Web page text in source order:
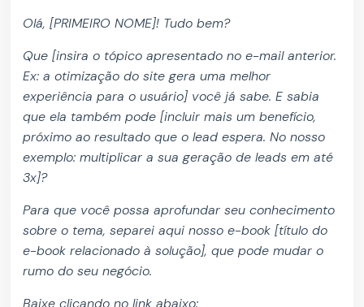
Olá, [PRIMEIRO NOME]! Tudo bem?
Que [insira o tópico apresentado no e-mail anterior.
Ex: a otimização do site gera uma melhor
experiência para o usuário] você já sabe. E sabia
que ela também pode [incluir mais um benefício,
próximo ao resultado que o lead espera. No nosso
exemplo: multiplicar a sua geração de leads em até
3x]?
Para que você possa aprofundar seu conhecimento
sobre o tema, separei aqui nosso e-book [título do
e-book relacionado à solução], que pode mudar o
rumo do seu negócio.
Baixe clicando no link abaixo: